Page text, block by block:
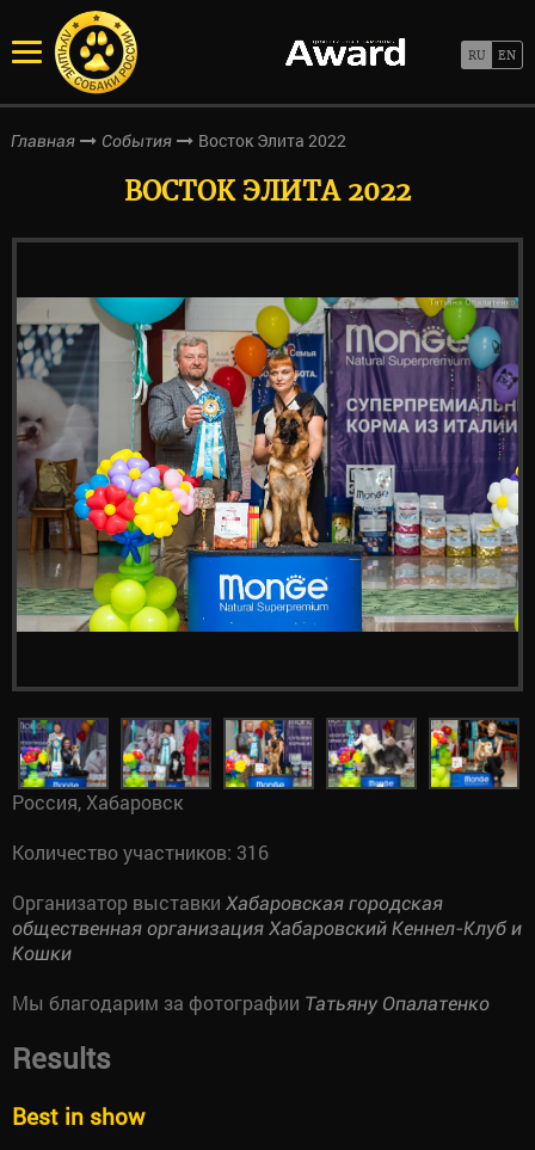
Главная События Восток Элита 2022
ВОСТОК ЭЛИТА 2022
Россия, Хабаровск
Количество участников: 316
Организатор выставки Хабаровская городская
общественная организация Хабаровский Кеннел-Клуб и
Кошки
Мы благодарим за фотографии Татьяну Опалатенко
Results
Best in show